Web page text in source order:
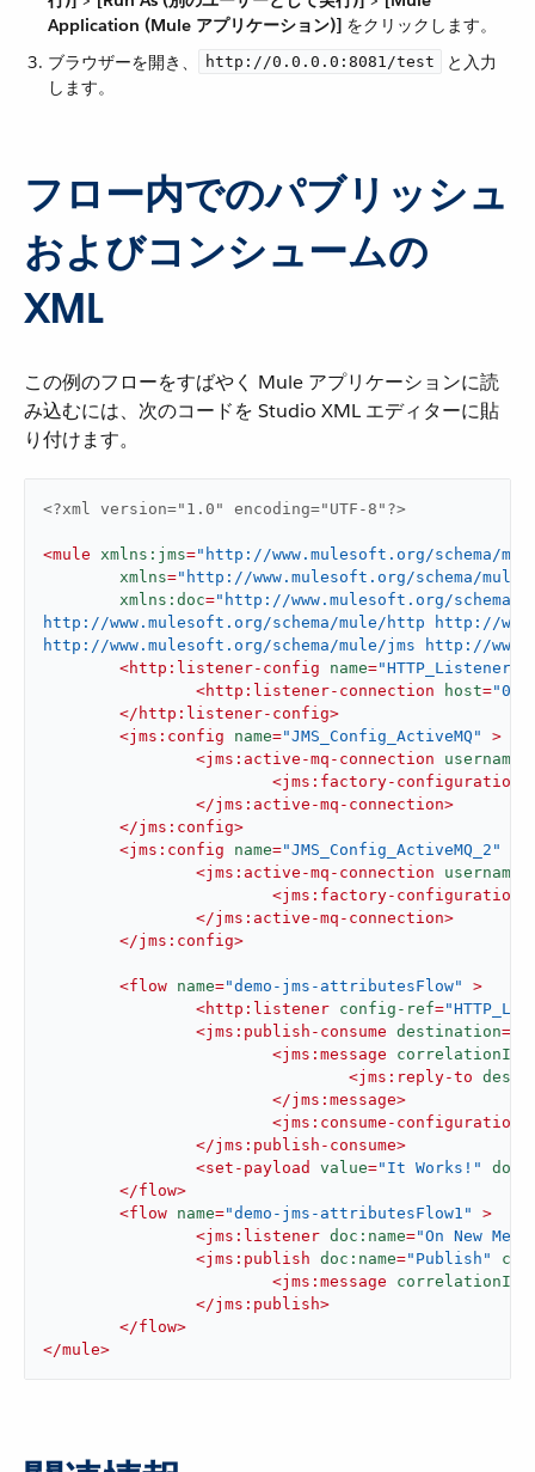
Application (Mule アプリケーション)] ​ をクリックします。
ブラウザーを開き、​
http://0.0.0.0:8081/test
​ と入力
します。
フロー内でのパブリッシュ
およびコンシュームの
XML
この例のフローをすばやく Mule アプリケーションに読
み込むには、次のコードを Studio XML エディターに貼
り付けます。
<?xml version="1.0" encoding="UTF-8"?>
<mule xmlns:jms="http://www.mulesoft.org/schema/
xmlns="http://www.mulesoft.org/schema/mule/
xmlns:doc="http://www.mulesoft.org/schema/
http://www.mulesoft.org/schema/mule/http http://
http://www.mulesoft.org/schema/mule/jms http://
<http:listener-config name=
<http:listener-connection host=
</ http:listener-config>
<jms:config name="JMS_Config_ActiveMQ"
>
<jms:active-mq-connection username
<jms:factory-configuration
</jms:active-mq-connection>
</jms:config>
<jms:config name="JMS_Config_ActiveMQ_2"
<jms:active-mq-connection username
<jms:factory-configuration
</jms:active-mq-connection>
</jms:config>
<flow name="demo-jms-attributesFlow"
>
<http:listener config-ref=
<jms:publish-consume destination=
<jms:message correlationId
<jms:reply-to
</jms:message>
<jms:consume-configuration
</jms:publish-consume>
<set-payload value="It Works!"
</flow>
<flow name="demo-jms-attributesFlow1"
>
<jms:listener doc:name="On New
<jms:publish doc:name="Publish"
<jms:message correlationId
</jms:publish>
</flow>
</mule>